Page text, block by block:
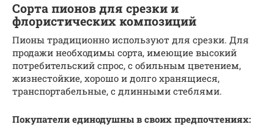
Сорта пионов для срезки и
флористических композиций
Пионы традиционно используют для срезки. Для
продажи необходимы сорта, имеющие высокий
потребительский спрос, с обильным цветением,
жизнестойкие, хорошо и долго хранящиеся,
транспортабельные, с длинными стеблями.
Покупатели единодушны в своих предпочтениях: